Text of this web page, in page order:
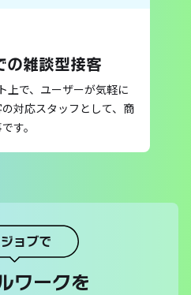
の雑談型接客
上で、ユーザーが気軽に
対応スタッフとして、商
す。
ョブで
ワークを